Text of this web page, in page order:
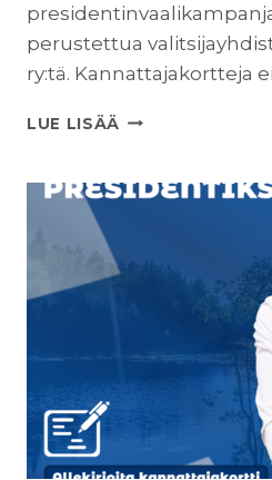
perustettua
ry:tä. Kannattajakortteja
LUE LISÄÄ KIITOKSET
KAMPANJAN